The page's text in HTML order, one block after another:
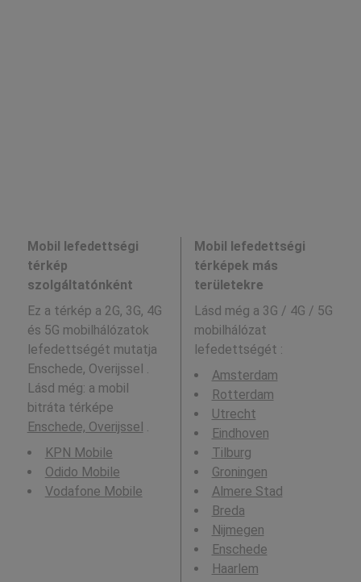
Mobil lefedettségi
térkép
szolgáltatónként
Ez a térkép a 2G, 3G, 4G
és 5G mobilhálózatok
lefedettségét mutatja
Enschede, Overijssel .
Lásd még: a mobil
bitráta térképe
Enschede, Overijssel .
KPN Mobile
Odido Mobile
Vodafone Mobile
Mobil lefedettségi
térképek más
területekre
Lásd még a 3G / 4G / 5G
mobilhálózat
lefedettségét :
Amsterdam
Rotterdam
Utrecht
Eindhoven
Tilburg
Groningen
Almere Stad
Breda
Nijmegen
Enschede
Haarlem